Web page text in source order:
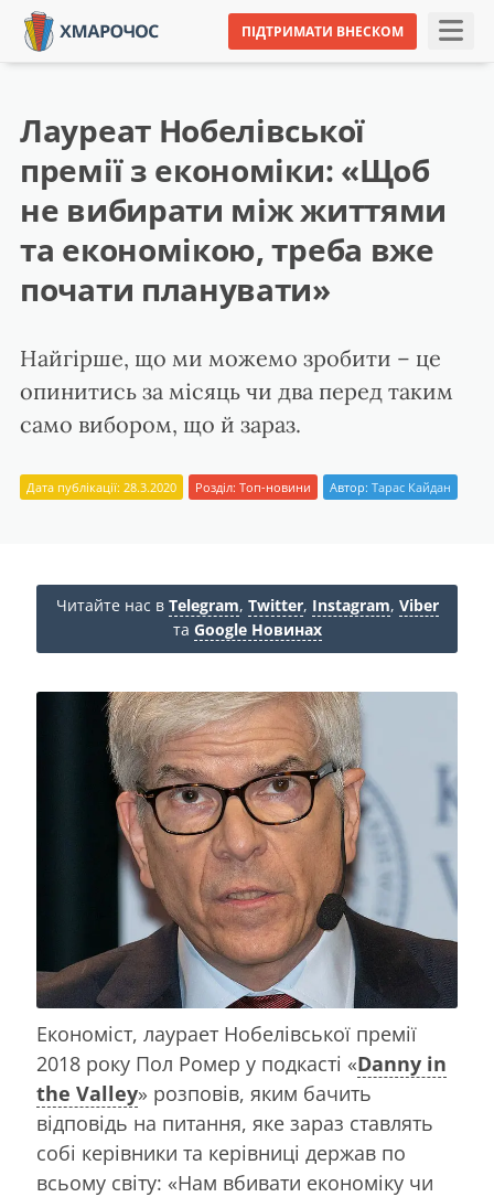
ПІДТРИМАТИ ВНЕСКОМ
Лауреат Нобелівської
премії з економіки: «Щоб
не вибирати між життями
та економікою, треба вже
почати планувати»
Найгірше, що ми можемо зробити – це
опинитись за місяць чи два перед таким
само вибором, що й зараз.
Дата публікації: 28.3.2020 Розділ: Топ-новини Автор: Тарас Кайдан
Читайте нас в Telegram, Twitter, Instagram, Viber
та Google Новинах
Економіст, лаурает Нобелівської премії
2018 року Пол Ромер у подкасті «Danny in
the Valley» розповів, яким бачить
відповідь на питання, яке зараз ставлять
собі керівники та керівниці держав по
всьому світу: «Нам вбивати економіку чи